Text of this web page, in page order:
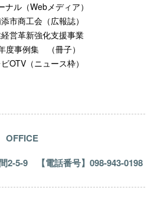
ナル（Webメディア）
市商工会（広報誌）
経営革新強化支援事業
度事例集 （冊子）
OTV （ニュース枠）
OFFICE
2-5-9 【電話番号】098-943-0198